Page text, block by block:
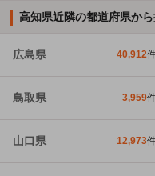
高知県近隣の都道府県か
広島県 40,912
鳥取県 3,959
山口県 12,973